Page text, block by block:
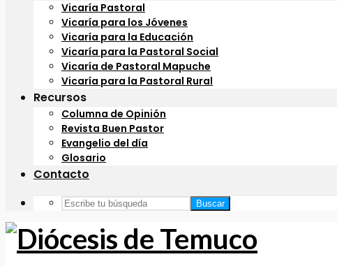
Vicaría Pastoral
Vicaría para los Jóvenes
Vicaría para la Educación
Vicaría para la Pastoral Social
Vicaría de Pastoral Mapuche
Vicaría para la Pastoral Rural
Recursos
Columna de Opinión
Revista Buen Pastor
Evangelio del día
Glosario
Contacto
Buscar